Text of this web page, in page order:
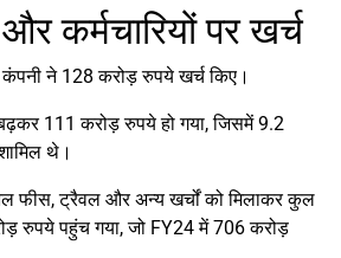
कर्मचारियों पर खर्च
कंपनी ने 128 करोड़ रुपये खर्च किए।
बढ़कर 111 करोड़ रुपये हो गया, जिसमें 9.2
थे।
फीस, ट्रैवल और अन्य खर्चों को मिलाकर कुल
रुपये पहुंच गया, जो FY24 में 706 करोड़